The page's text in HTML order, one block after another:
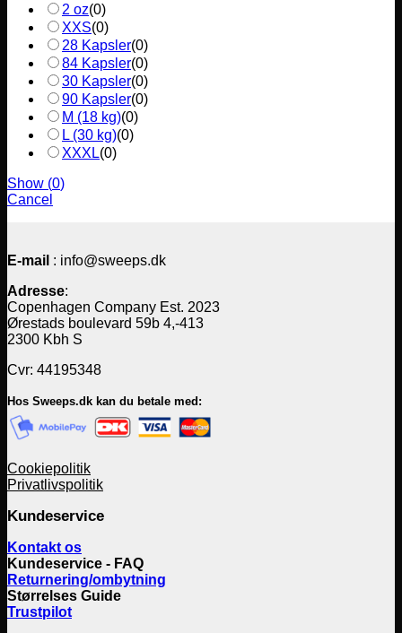
2 oz(0)
XXS(0)
28 Kapsler(0)
84 Kapsler(0)
30 Kapsler(0)
90 Kapsler(0)
M (18 kg)(0)
L (30 kg)(0)
XXXL(0)
Show (0)
Cancel
E-mail : info@sweeps.dk
Adresse:
Copenhagen Company Est. 2023
Ørestads boulevard 59b 4,-413
2300 Kbh S
Cvr: 44195348
Hos Sweeps.dk kan du betale med:
Cookiepolitik
Privatlivspolitik
Kundeservice
Kontakt os
Kundeservice - FAQ
Returnering/ombytning
Størrelses Guide
Trustpilot